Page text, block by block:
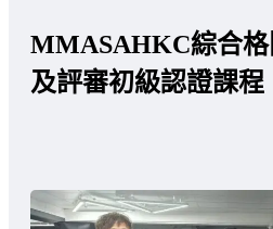
香港綜
MMASAHKC綜合格
及評審初級認證課程